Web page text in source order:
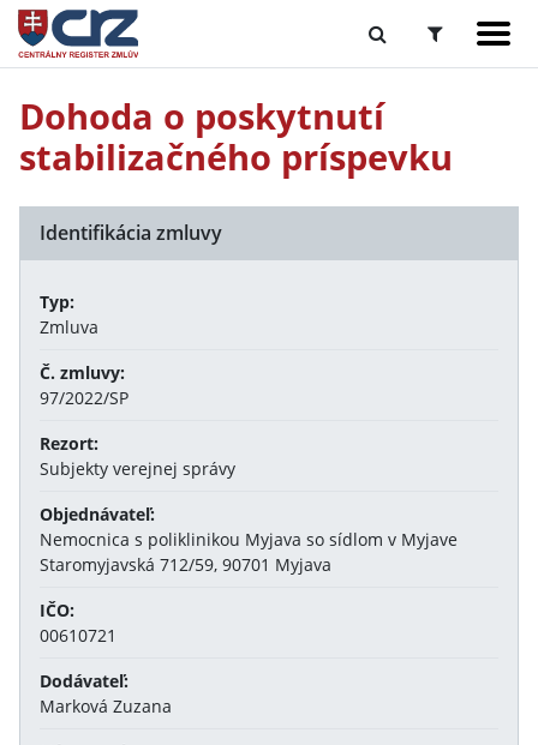
Dohoda o poskytnutí
stabilizačného príspevku
Identifikácia zmluvy
Typ:
Zmluva
Č. zmluvy:
97/2022/SP
Rezort:
Subjekty verejnej správy
Objednávateľ:
Nemocnica s poliklinikou Myjava so sídlom v Myjave
Staromyjavská 712/59, 90701 Myjava
IČO:
00610721
Dodávateľ:
Marková Zuzana